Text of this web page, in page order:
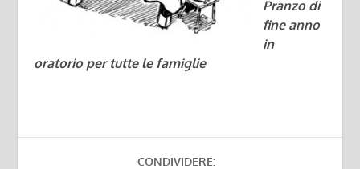
Pranzo di
fine anno
in
oratorio per tutte le famiglie
CONDIVIDERE: